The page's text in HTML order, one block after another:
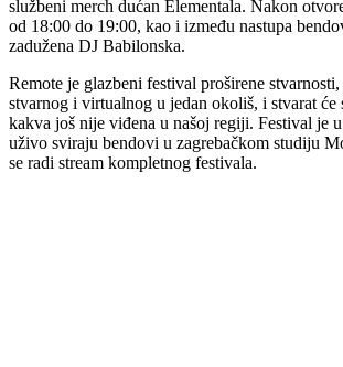
službeni merch dućan Elementala. Nakon
od 18:00 do 19:00, kao i između nastupa
zadužena DJ Babilonska.
Remote je glazbeni festival proširene
stvarnog i virtualnog u jedan okoliš, i stvarat će
kakva još nije viđena u našoj regiji. Festival je
uživo sviraju bendovi u zagrebačkom studiju
se radi stream kompletnog festivala.